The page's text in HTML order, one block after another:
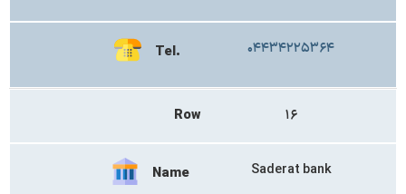
Tel. ۰۴۴۳۴۲۲۵۳۶۴
Row ۱۶
Name Saderat bank